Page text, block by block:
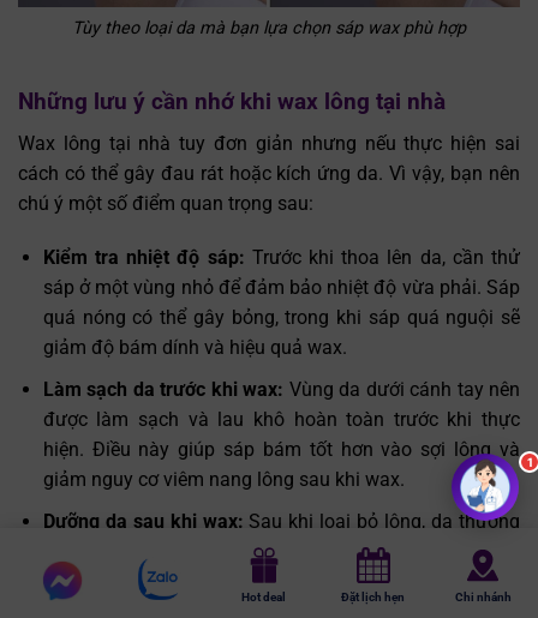
Tùy theo loại da mà bạn lựa chọn sáp wax phù hợp
Những lưu ý cần nhớ khi wax lông tại nhà
Wax lông tại nhà tuy đơn giản nhưng nếu thực hiện sai
cách có thể gây đau rát hoặc kích ứng da. Vì vậy, bạn nên
chú ý một số điểm quan trọng sau:
Kiểm tra nhiệt độ sáp: Trước khi thoa lên da, cần thử
sáp ở một vùng nhỏ để đảm bảo nhiệt độ vừa phải. Sáp
quá nóng có thể gây bỏng, trong khi sáp quá nguội sẽ
giảm độ bám dính và hiệu quả wax.
Làm sạch da trước khi wax: Vùng da dưới cánh tay nên
được làm sạch và lau khô hoàn toàn trước khi thực
hiện. Điều này giúp sáp bám tốt hơn vào sợi lông và
giảm nguy cơ viêm nang lông sau khi wax.
Dưỡng da sau khi wax: Sau khi loại bỏ lông, da thường
khá nhạy cảm nên cần được làm dịu ngay. Bạn có thể
sử dụng gel nha đam hoặc kem dưỡng để giảm đỏ rát,
đồng thời giúp da phục hồi nhanh và mềm mịn hơn.
Chat
messenger
Chat Hot deal Đặt lịch hẹn Chi nhánh